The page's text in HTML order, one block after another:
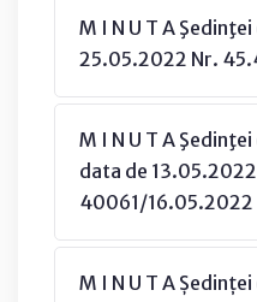
M I N U T A
25.05.2022 Nr.
M I N U T A
data de
40061/16.05.2022
M I N U T A